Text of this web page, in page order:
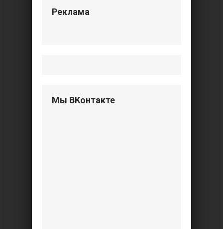
Реклама
Мы ВКонтакте